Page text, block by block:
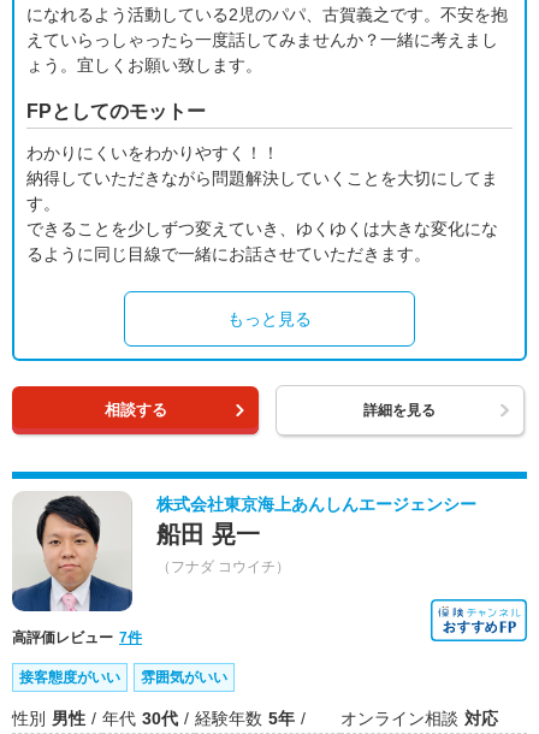
になれるよう活動している2児のパパ、古賀義之です。不安を抱
えていらっしゃったら一度話してみませんか？一緒に考えまし
ょう。宜しくお願い致します。
FPとしてのモットー
わかりにくいをわかりやすく！！
納得していただきながら問題解決していくことを大切にしてま
す。
できることを少しずつ変えていき、ゆくゆくは大きな変化にな
るように同じ目線で一緒にお話させていただきます。
もっと見る
相談する 詳細を見る
株式会社東京海上あんしんエージェンシー
船田 晃一
（フナダ コウイチ）
高評価レビュー 7件
接客態度がいい 雰囲気がいい
性別 男性 年代 30代 経験年数 5年 オンライン相談 対応